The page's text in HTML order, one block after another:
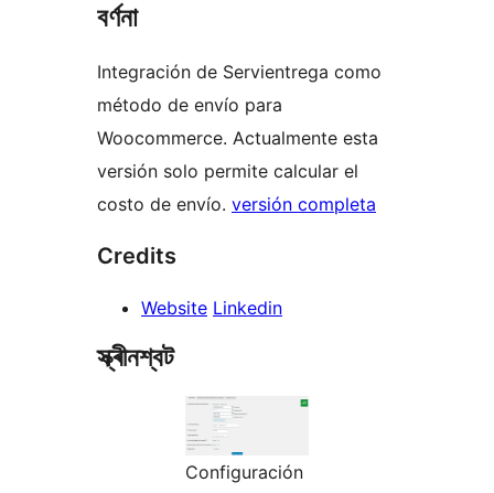
বৰ্ণনা
Integración de Servientrega como
método de envío para
Woocommerce. Actualmente esta
versión solo permite calcular el
costo de envío. versión completa
Credits
Website Linkedin
স্ক্ৰীনশ্বট
Configuración